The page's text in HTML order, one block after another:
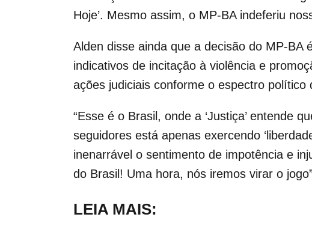
Hoje’. Mesmo assim, o MP-BA indeferiu
Alden disse ainda que a decisão do MP-
indicativos de incitação à violência e
ações judiciais conforme o espectro político
“Esse é o Brasil, onde a ‘Justiça’ entende
seguidores está apenas exercendo
inenarrável o sentimento de impotência e
do Brasil! Uma hora, nós iremos virar o
LEIA MAIS: